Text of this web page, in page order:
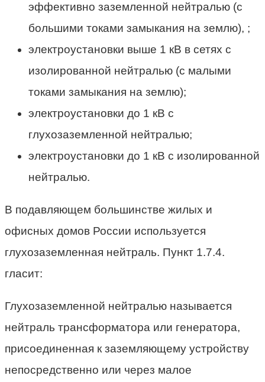
эффективно заземленной нейтралью (с
большими токами замыкания на землю), ;
электроустановки выше 1 кВ в сетях с
изолированной нейтралью (с малыми
токами замыкания на землю);
электроустановки до 1 кВ с
глухозаземленной нейтралью;
электроустановки до 1 кВ с изолированной
нейтралью.
В подавляющем большинстве жилых и
офисных домов России используется
глухозаземленная нейтраль. Пункт 1.7.4.
гласит:
Глухозаземленной нейтралью называется
нейтраль трансформатора или генератора,
присоединенная к заземляющему устройству
непосредственно или через малое